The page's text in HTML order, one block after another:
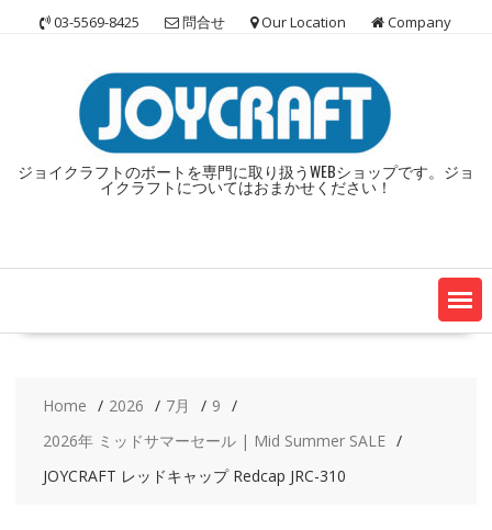
03-5569-8425 問合せ Our Location Company
ジョイクラフトのボートを専門に取り扱うWEBショップです。ジョ
イクラフトについてはおまかせください！
Home 2026 7月
9
2026年 ミッドサマーセール | Mid Summer SALE
JOYCRAFT レッドキャップ Redcap JRC-310